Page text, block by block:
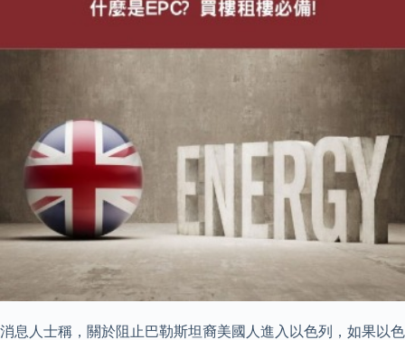
消息人士稱，關於阻止巴勒斯坦裔美國人進入以色列，如果以色